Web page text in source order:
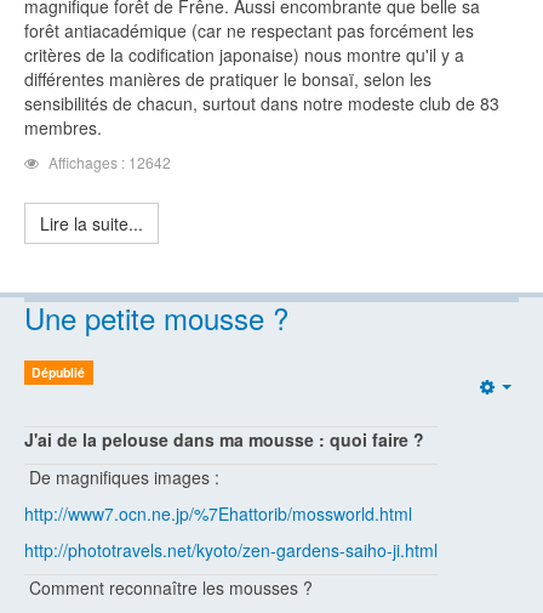
magnifique forêt de Frêne. Aussi encombrante que belle sa
forêt antiacadémique (car ne respectant pas forcément les
critères de la codification japonaise) nous montre qu'il y a
différentes manières de pratiquer le bonsaï, selon les
sensibilités de chacun, surtout dans notre modeste club de 83
membres.
Affichages : 12642
Lire la suite...
Une petite mousse ?
Dépublié
J'ai de la pelouse dans ma mousse : quoi faire ?
De magnifiques images :
http://www7.ocn.ne.jp/%7Ehattorib/mossworld.html
http://phototravels.net/kyoto/zen-gardens-saiho-ji.html
Comment reconnaître les mousses ?